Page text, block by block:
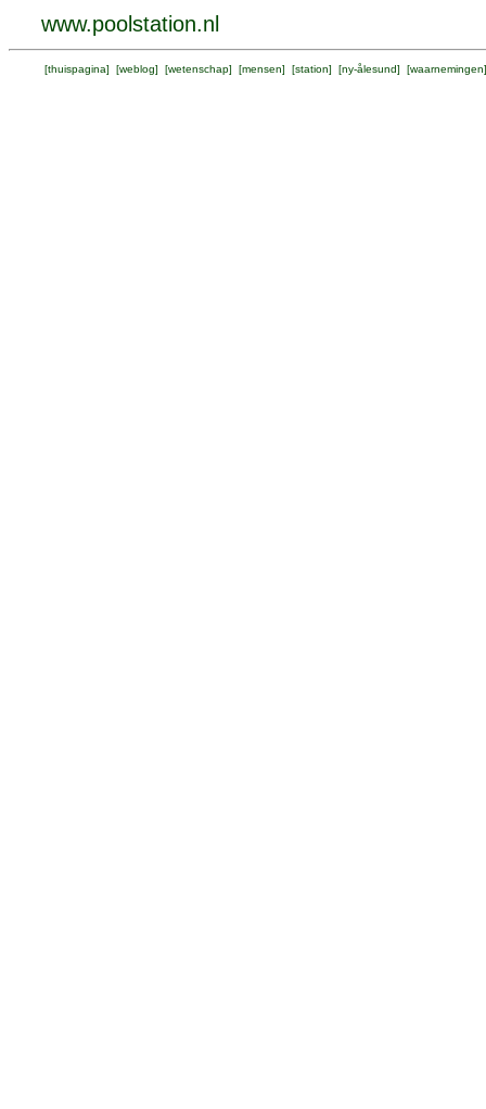
www.poolstation.nl
[thuispagina] [weblog] [wetenschap] [mensen] [station] [ny-ålesund] [waarnemingen